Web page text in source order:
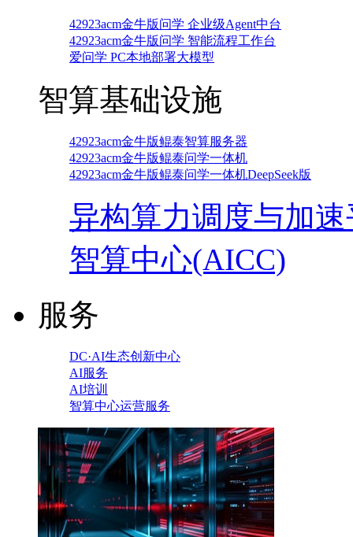
42923acm金牛版问学 企业级Agent中台
42923acm金牛版问学 智能流程工作台
爱问学 PC本地部署大模型
智算基础设施
42923acm金牛版鲲泰智算服务器
42923acm金牛版鲲泰问学一体机
42923acm金牛版鲲泰问学一体机DeepSeek版
异构算力调度与加
智算中心(AICC)
服务
DC·AI生态创新中心
AI服务
AI培训
智算中心运营服务